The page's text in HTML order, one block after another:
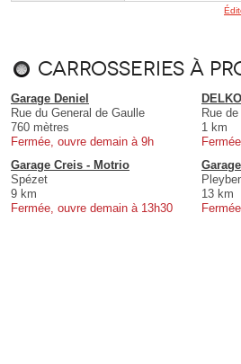
Carrosseries à
Garage Deniel
Rue du General de Gaulle
760 mètres
Fermée, ouvre demain à 9h
Rue
1 km
Garage Creis - Motrio
Spézet
9 km
Fermée, ouvre demain à 13h30
13 km